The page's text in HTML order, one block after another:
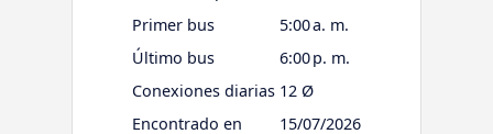
Primer bus
5:00 a. m.
Último bus
6:00 p. m.
Conexiones diarias 12 Ø
Encontrado en
15/07/2026